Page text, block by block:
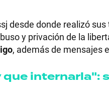
desde donde realizó
y privación de la
, además de mensajes
que